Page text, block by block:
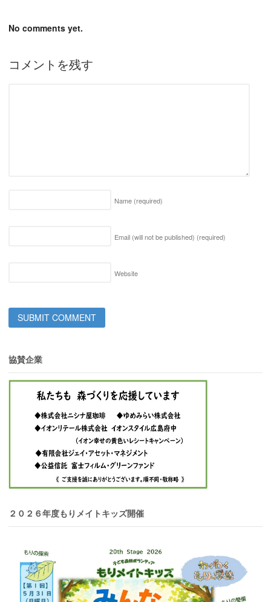
No comments yet.
コメントを残す
Name (required)
Email (will not be published) (required)
Website
協賛企業
２０２６年度もりメイトキッズ開催